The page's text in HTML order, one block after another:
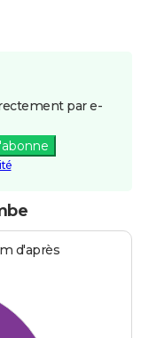
par e-
d'après